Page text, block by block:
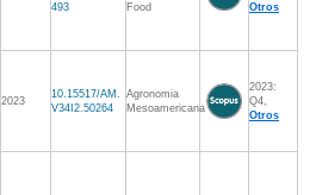
493
Food
Otros
2023
10.15517/AM.
V34I2.50264
Agronomia
Mesoamericana
2023:
Q4,
Otros